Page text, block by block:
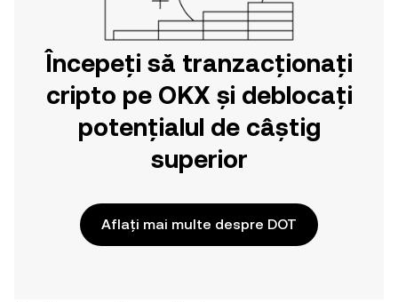
Începeți să tranzacționați
cripto pe OKX și deblocați
potențialul de câștig
superior
Aflați mai multe despre DOT